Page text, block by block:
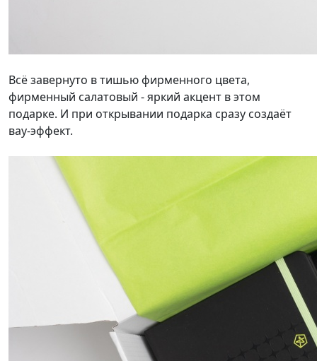
Всё завернуто в тишью фирменного цвета,
фирменный салатовый - яркий акцент в этом
подарке. И при открывании подарка сразу создаёт
вау-эффект.